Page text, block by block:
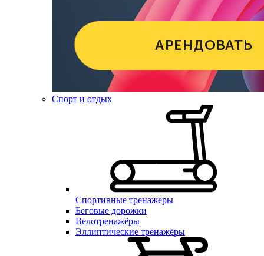
Спорт и отдых
Спортивные тренажеры
Беговые дорожки
Велотренажёры
Эллиптические тренажёры